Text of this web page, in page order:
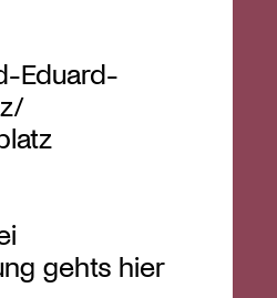
Eduard-
gehts hier